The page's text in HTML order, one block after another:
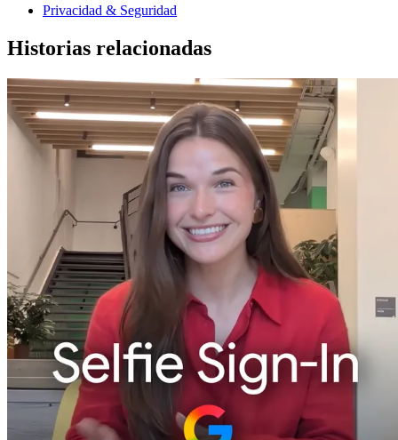
Privacidad & Seguridad
Historias relacionadas